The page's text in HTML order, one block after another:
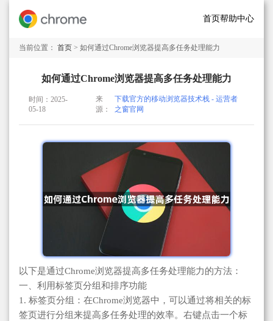
首页帮助中心
当前位置： 首页 > 如何通过Chrome浏览器提高多任务处理能力
如何通过Chrome浏览器提高多任务处理能力
时间：2025-
05-18
来
源：
下载官方的移动浏览器技术栈 - 运营者
之窗官网
以下是通过Chrome浏览器提高多任务处理能力的方法：
一、利用标签页分组和排序功能
1. 标签页分组：在Chrome浏览器中，可以通过将相关的标
签页进行分组来提高多任务处理的效率。右键点击一个标